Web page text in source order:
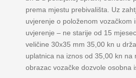
prema mjestu prebivališta. Uz
uvjerenje o položenom vozačkom
uvjerenje – ne starije od 15
veličine 30x35 mm 35,00 kn u
uplatnica na iznos od 35,00 kn na
obrazac vozačke dozvole osobna